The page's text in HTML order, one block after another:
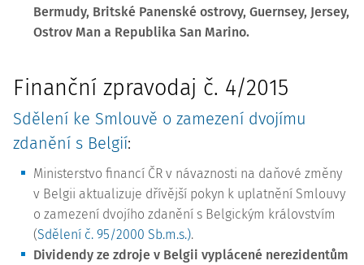
Bermudy, Britské Panenské ostrovy, Guernsey, Jersey,
Ostrov Man a Republika San Marino.
Finanční zpravodaj č. 4/2015
Sdělení ke Smlouvě o zamezení dvojímu
zdanění s Belgií:
Ministerstvo financí ČR v návaznosti na daňové změny
v Belgii aktualizuje dřívější pokyn k uplatnění Smlouvy
o zamezení dvojího zdanění s Belgickým královstvím
(Sdělení č. 95/2000 Sb.m.s.).
Dividendy ze zdroje v Belgii vyplácené nerezidentům